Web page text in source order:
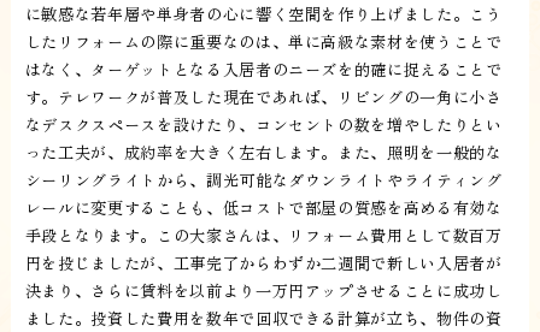
に敏感な若年層や単身者の心に響く空間を作り上げました。こう
したリフォームの際に重要なのは、単に高級な素材を使うことで
はなく、ターゲットとなる入居者のニーズを的確に捉えることで
す。テレワークが普及した現在であれば、リビングの一角に小さ
なデスクスペースを設けたり、コンセントの数を増やしたりとい
った工夫が、成約率を大きく左右します。また、照明を一般的な
シーリングライトから、調光可能なダウンライトやライティング
レールに変更することも、低コストで部屋の質感を高める有効な
手段となります。この大家さんは、リフォーム費用として数百万
円を投じましたが、工事完了からわずか二週間で新しい入居者が
決まり、さらに賃料を以前より一万円アップさせることに成功し
ました。投資した費用を数年で回収できる計算が立ち、物件の資